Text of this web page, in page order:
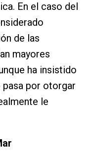
En el caso del
de las
mayores
ha insistido
por otorgar
le